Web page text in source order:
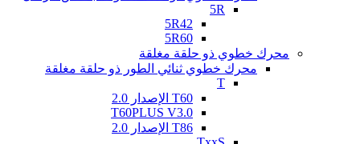
5R
5R42
5R60
محرك خطوي ذو حلقة مغلقة
محرك خطوي ثنائي الطور ذو حلقة مغلقة
T
T60 الإصدار 2.0
T60PLUS V3.0
T86 الإصدار 2.0